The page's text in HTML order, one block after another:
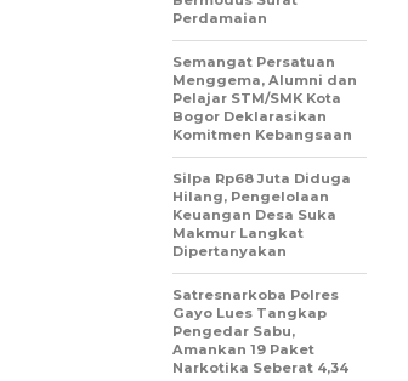
Perdamaian
Semangat Persatuan
Menggema, Alumni dan
Pelajar STM/SMK Kota
Bogor Deklarasikan
Komitmen Kebangsaan
Silpa Rp68 Juta Diduga
Hilang, Pengelolaan
Keuangan Desa Suka
Makmur Langkat
Dipertanyakan
Satresnarkoba Polres
Gayo Lues Tangkap
Pengedar Sabu,
Amankan 19 Paket
Narkotika Seberat 4,34